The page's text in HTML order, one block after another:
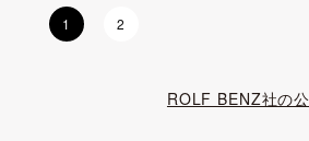
1 2
ROLF BENZ社の